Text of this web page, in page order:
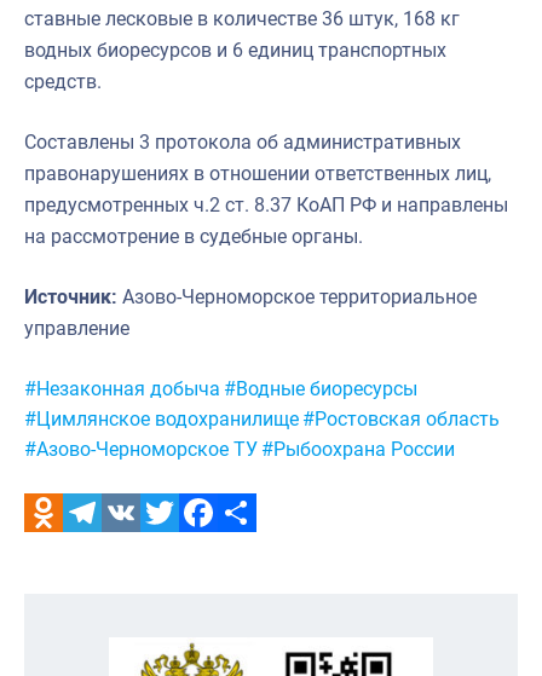
ставные лесковые в количестве 36 штук, 168 кг
водных биоресурсов и 6 единиц транспортных
средств.
Составлены 3 протокола об административных
правонарушениях в отношении ответственных лиц,
предусмотренных ч.2 ст. 8.37 КоАП РФ и направлены
на рассмотрение в судебные органы.
Источник: Азово-Черноморское территориальное
управление
Метки:
#Незаконная добыча #Водные биоресурсы
#Цимлянское водохранилище #Ростовская область
#Азово-Черноморское ТУ #Рыбоохрана России